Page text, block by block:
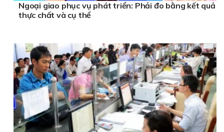
Ngoại giao phục vụ phát triển: Phải đo bằng kết quả
thực chất và cụ thể